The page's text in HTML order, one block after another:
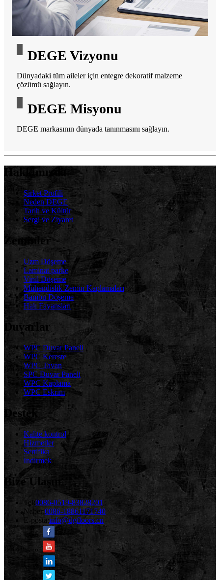
DEGE Vizyonu
Dünyadaki tüm aileler için entegre dekoratif malzeme
çözümü sağlayın.
DEGE Misyonu
DEGE markasının dünyada tanınmasını sağlayın.
Hakkımızda
Şirket Profili
Neden DEGE
Tarih ve Kültür
Sergi ve Ziyaret
Zeminler
Uzm Döşeme
Laminat parke
Vinil Döşeme
Mühendislik Zemin Kaplamaları
Bambu Döşeme
Halı Fayansları
Duvarlar
WPC Duvar Paneli
WPC Kereste
WPC Tavan
SPC Duvar Paneli
WPC Kaplama
WPC Eskrim
Destek
Kalite kontrol
Hizmetler
Sertifika
İndirmek
Bize Ulaşın
Tel: 0086-0519-83828201
Naber:0086-18861171740
E-posta:info@dgfloors.cn